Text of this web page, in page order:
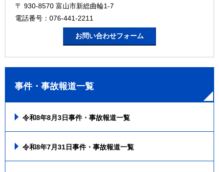
〒 930-8570 富山市新総曲輪1-7
電話番号：076-441-2211
事件・事故報道一覧
令和8年8月3日事件・事故報道一覧
令和8年7月31日事件・事故報道一覧